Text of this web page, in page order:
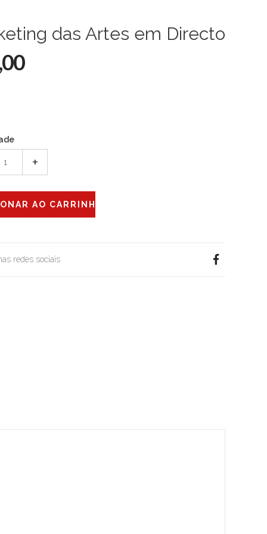
das Artes em Directo
+
redes sociais